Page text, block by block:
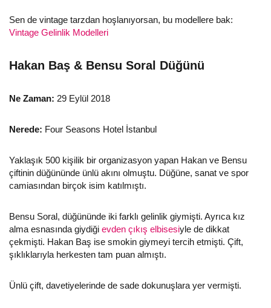
Sen de vintage tarzdan hoşlanıyorsan, bu modellere bak:
Vintage Gelinlik Modelleri
Hakan Baş & Bensu Soral Düğünü
Ne Zaman: 29 Eylül 2018
Nerede: Four Seasons Hotel İstanbul
Yaklaşık 500 kişilik bir organizasyon yapan Hakan ve Bensu
çiftinin düğününde ünlü akını olmuştu. Düğüne, sanat ve spor
camiasından birçok isim katılmıştı.
Bensu Soral, düğününde iki farklı gelinlik giymişti. Ayrıca kız
alma esnasında giydiği evden çıkış elbisesiyle de dikkat
çekmişti. Hakan Baş ise smokin giymeyi tercih etmişti. Çift,
şıklıklarıyla herkesten tam puan almıştı.
Ünlü çift, davetiyelerinde de sade dokunuşlara yer vermişti.